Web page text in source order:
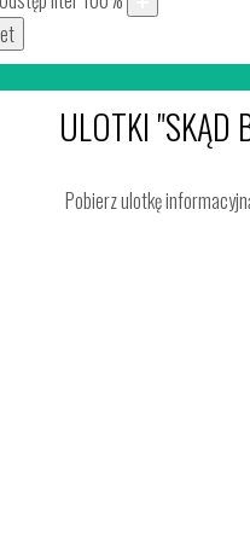
ULOTKI "SKĄD
Pobierz ulotkę